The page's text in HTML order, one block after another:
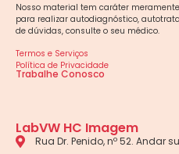
Nosso material tem caráter
para realizar autodiagnóstico,
de dúvidas, consulte o seu médico.
Termos e Serviços
Política de Privacidade
Trabalhe Conosco
LabVW HC Imagem
Rua Dr. Penido, nº 52. Andar